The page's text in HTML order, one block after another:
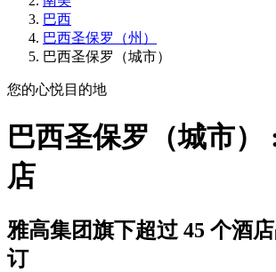
巴西
巴西圣保罗（州）
巴西圣保罗（城市）
您的心悦目的地
巴西圣保罗（城市）
店
雅高集团旗下超过 45 个酒
订